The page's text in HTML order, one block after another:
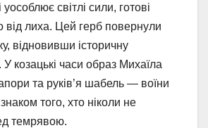
світлі сили, готові
від лиха. Цей герб повернули
відновивши історичну
У козацькі часи образ Михаїла
та руків’я шабель — воїни
того, хто ніколи не
темрявою.